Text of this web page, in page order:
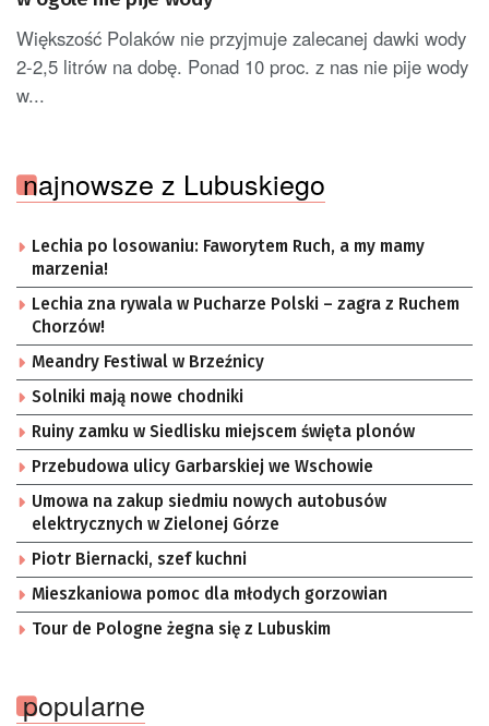
Większość Polaków nie przyjmuje zalecanej dawki wody
2-2,5 litrów na dobę. Ponad 10 proc. z nas nie pije wody
w...
najnowsze z Lubuskiego
Lechia po losowaniu: Faworytem Ruch, a my mamy
marzenia!
Lechia zna rywala w Pucharze Polski – zagra z Ruchem
Chorzów!
Meandry Festiwal w Brzeźnicy
Solniki mają nowe chodniki
Ruiny zamku w Siedlisku miejscem święta plonów
Przebudowa ulicy Garbarskiej we Wschowie
Umowa na zakup siedmiu nowych autobusów
elektrycznych w Zielonej Górze
Piotr Biernacki, szef kuchni
Mieszkaniowa pomoc dla młodych gorzowian
Tour de Pologne żegna się z Lubuskim
popularne